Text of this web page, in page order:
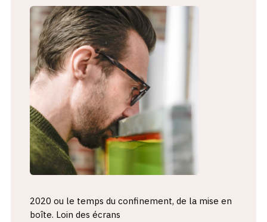
2020 ou le temps du confinement, de la mise en
boîte. Loin des écrans